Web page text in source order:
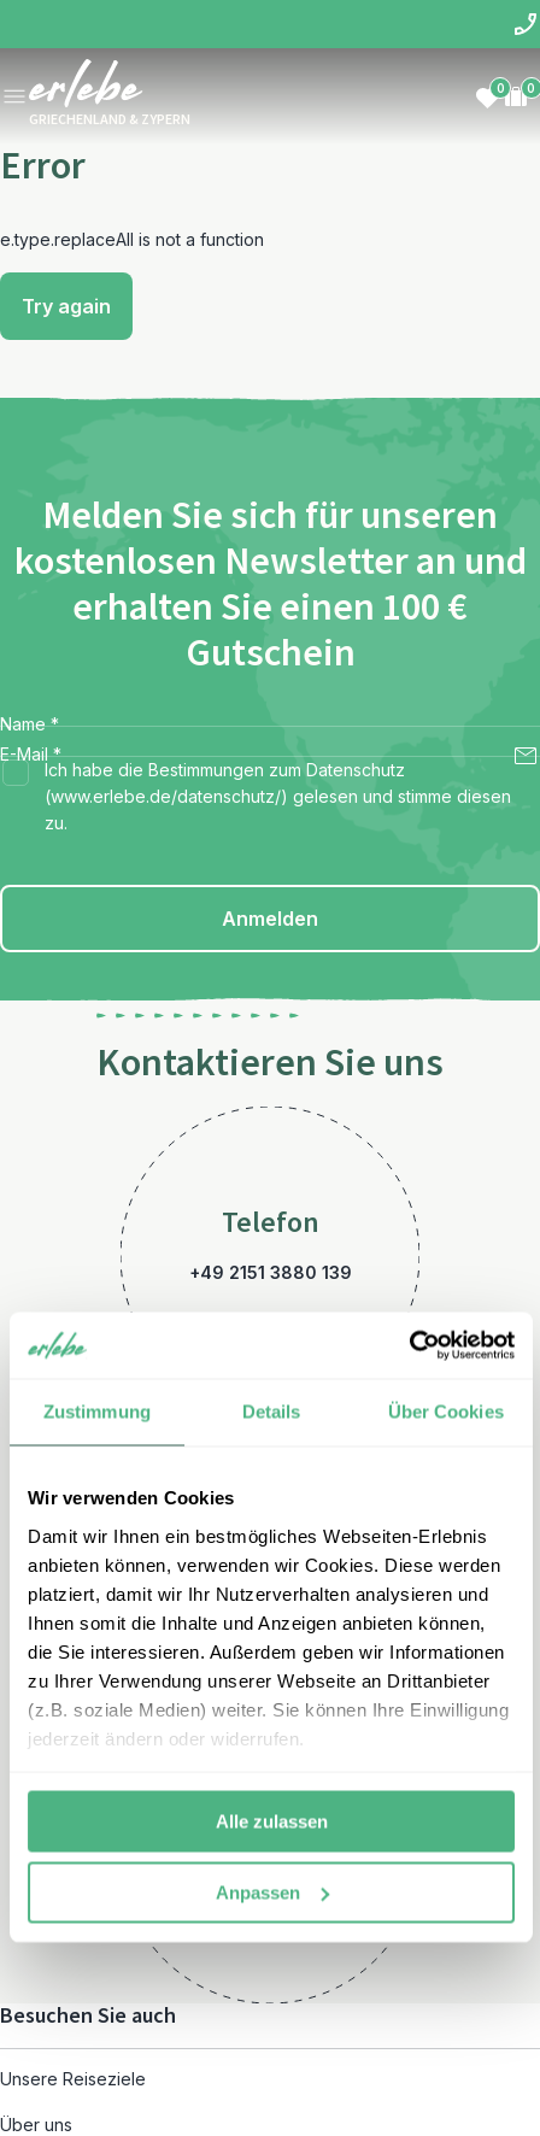
Zustimmung Details Über Cookies
Wir verwenden Cookies
Damit wir Ihnen ein bestmögliches Webseiten-Erlebnis
anbieten können, verwenden wir Cookies. Diese werden
platziert, damit wir Ihr Nutzerverhalten analysieren und
Ihnen somit die Inhalte und Anzeigen anbieten können,
die Sie interessieren. Außerdem geben wir Informationen
zu Ihrer Verwendung unserer Webseite an Drittanbieter
(z.B. soziale Medien) weiter. Sie können Ihre Einwilligung
jederzeit ändern oder widerrufen.
Alle zulassen
Anpassen
GRIECHENLAND & ZYPERN
0 0
Error
e.type.replaceAll is not a function
Try again
Melden Sie sich für unseren
kostenlosen Newsletter an und
erhalten Sie einen 100 €
Gutschein
Name *
E-Mail *
Ich habe die Bestimmungen zum Datenschutz
(www.erlebe.de/datenschutz/) gelesen und stimme diesen
zu.
Anmelden
Kontaktieren Sie uns
Telefon
+49 2151 3880 139
E-Mail
griechenland@erlebe.de
Öffnungszeiten
Montag – Freitag:
08:00 – 19:00
und nach individueller
Terminvereinbarung
Besuchen Sie auch
Unsere Reiseziele
Über uns